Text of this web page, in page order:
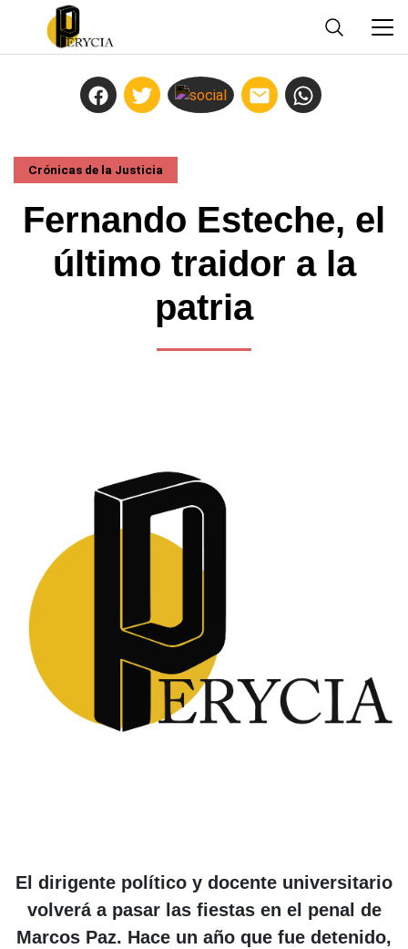
Crónicas de la Justicia
Fernando Esteche, el
último traidor a la
patria
El dirigente político y docente universitario
volverá a pasar las fiestas en el penal de
Marcos Paz. Hace un año que fue detenido,